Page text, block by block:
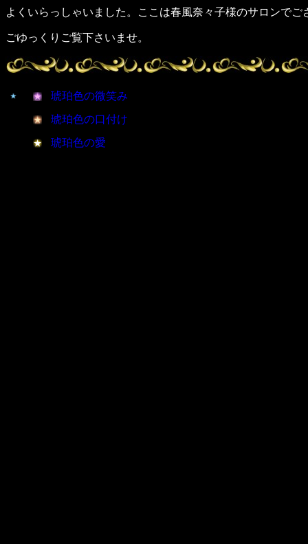
よくいらっしゃいました。ここは春風奈々子様のサロンでご
ごゆっくりご覧下さいませ。
琥珀色の微笑み
琥珀色の口付け
琥珀色の愛